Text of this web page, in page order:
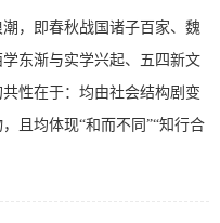
，即春秋战国诸子百家、‌魏
东渐与实学兴起、‌五四新文
性在于：均由社会结构剧变
且均体现“和而不同”“知行合